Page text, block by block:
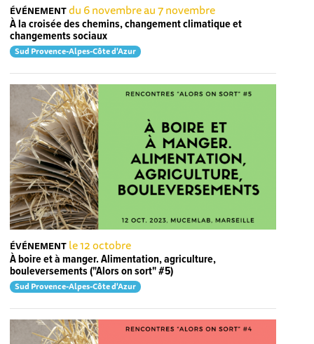
ÉVÉNEMENTdu 6 novembre au 7 novembre
À la croisée des chemins, changement climatique et
changements sociaux
Sud Provence-Alpes-Côte d'Azur
ÉVÉNEMENT le 12 octobre
À boire et à manger. Alimentation, agriculture,
bouleversements ("Alors on sort" #5)
Sud Provence-Alpes-Côte d'Azur